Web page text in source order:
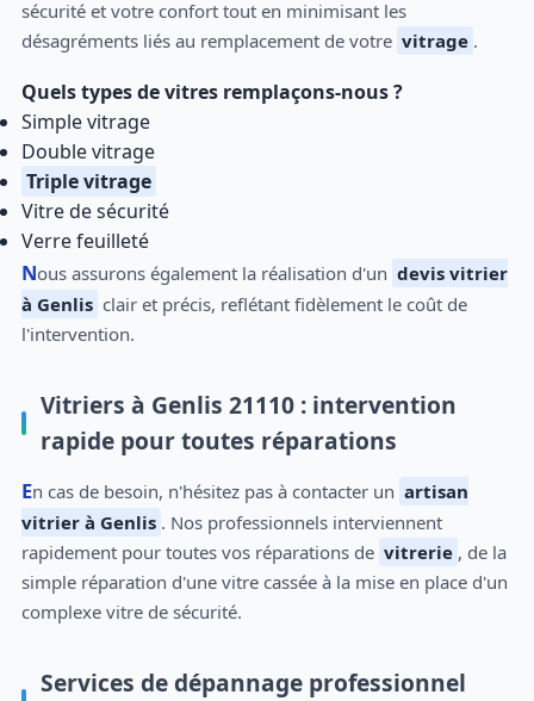
sécurité et votre confort tout en minimisant les
désagréments liés au remplacement de votre vitrage .
Quels types de vitres remplaçons-nous ?
Simple vitrage
Double vitrage
Triple vitrage
Vitre de sécurité
Verre feuilleté
Nous assurons également la réalisation d'un devis vitrier
à Genlis clair et précis, reflétant fidèlement le coût de
l'intervention.
Vitriers à Genlis 21110 : intervention
rapide pour toutes réparations
En cas de besoin, n'hésitez pas à contacter un artisan
vitrier à Genlis . Nos professionnels interviennent
rapidement pour toutes vos réparations de vitrerie , de la
simple réparation d'une vitre cassée à la mise en place d'un
complexe vitre de sécurité.
Services de dépannage professionnel